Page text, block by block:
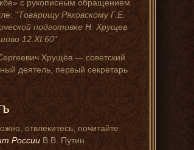
с рукописным обращением
"Товарищу Ряховскому Г.Е.
подготовке Н. Хрущев
12.XI.60"
Хрущёв — советский
деятель, первый секретарь
отвлекитесь, почитайте
РоссииВ.В. Путин.